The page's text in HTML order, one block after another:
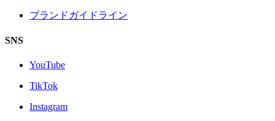
ブランドガイドライン
SNS
YouTube
TikTok
Instagram